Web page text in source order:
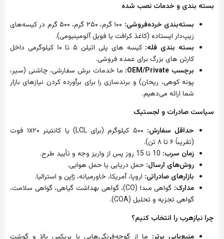
بسته بندی و خدمات نصب شده
بسته‌بندی خرده‌فروشی: ۱۰۰ گرم، ۲۵۰ گرم، ۵۰۰ گرم درکیسه‌های
زیپ‌دار ایستاده (کاغذ کرافت یا فویلآلومینیومی).
بسته بندی فله: کیسه های پلی اتیلن ۵ تا ۱۰ کیلوگرمی داخل
کارتن های بزرگ برای عمده فروشی.
برچسب
ما خدمات برش سفارشی، چاشنی (سیر،
پونه کوهی، ریحان) و برندسازی را برای برآورده کردن نیازهای بازار
شما ارائه می‌دهیم.
سیاست صادرات و لجستیک
حداقل سفارش: ۵۰۰ کیلوگرم(برایLCL) یا کانتینر ۱x۲۰
فوت
(تقریباً۶ تا۸ تن).
زمان سرب: تا روز پس از واریز وجه و تأیید طرح.
روش‌های ارسال: حمل دریایی یا حمل هوایی.
بازارهای صادراتی: اروپا، آمریکا، خاورمیانه، ژاپن و استرالیا.
مدارک: گواهی مبدا (CO) ، گواهی بهداشت گیاهی، گواهی سلامت،
گواهی تجزیه و تحلیل (COA).
چرا نیازهرب را انتخاب کنیم؟
منبع‌یابی برتر: ما از گوجه‌فرنگی‌هایی با بریکس بالا و گوشت